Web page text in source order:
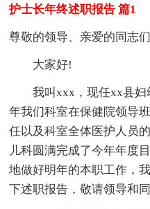
护士长年终述职报告 篇1
尊敬的领导、亲爱的同志们
大家好!
我叫xxx，现任xx县妇
年我们科室在保健院领导
任以及科室全体医护人员
儿科圆满完成了今年年度
地做好明年的本职工作，
下述职报告，敬请领导和